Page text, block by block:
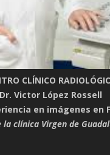
CLÍNICO
Dr. Victor López Rossell
en imágenes en
clínica Virgen de